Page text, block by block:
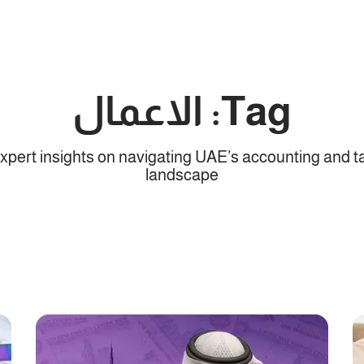
Tag: الاعمال
insights on navigating UAE’s accounting and
landscape